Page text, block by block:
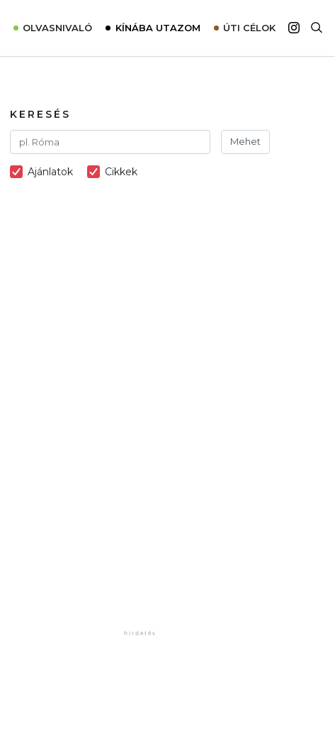
OLVASNIVALÓ
Interjú
Élménybeszámolók
KÍNÁBA UTAZOM ÚTI CÉLOK
Ausztrália
KERESÉS
Mehet
Ajánlatok Cikkek